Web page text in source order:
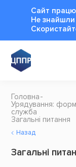
Сайт
Не знайшли
Головна
Урядування:
служба
Загальні питання
Назад
Загальні